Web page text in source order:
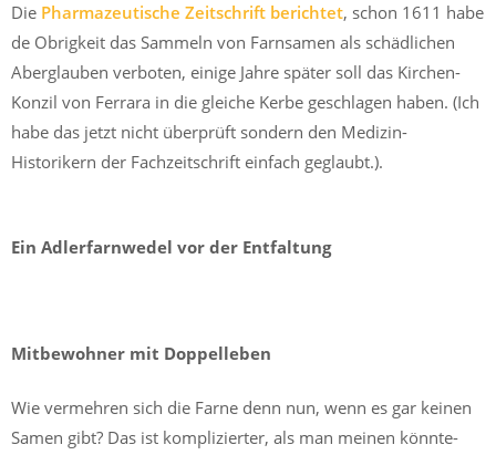
Die Pharmazeutische Zeitschrift berichtet, schon 1611 habe
de Obrigkeit das Sammeln von Farnsamen als schädlichen
Aberglauben verboten, einige Jahre später soll das Kirchen-
Konzil von Ferrara in die gleiche Kerbe geschlagen haben. (Ich
habe das jetzt nicht überprüft sondern den Medizin-
Historikern der Fachzeitschrift einfach geglaubt.).
Ein Adlerfarnwedel vor der Entfaltung
Mitbewohner mit Doppelleben
Wie vermehren sich die Farne denn nun, wenn es gar keinen
Samen gibt? Das ist komplizierter, als man meinen könnte-